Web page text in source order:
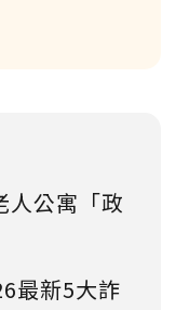
人公寓「政
最新5大詐